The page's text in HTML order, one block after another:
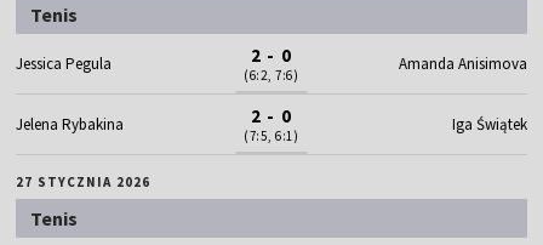
Tenis
Jessica Pegula 2 - 0
(6:2, 7:6)
Amanda Anisimova
Jelena Rybakina 2 - 0
(7:5, 6:1)
Iga Świątek
27 STYCZNIA 2026
Tenis